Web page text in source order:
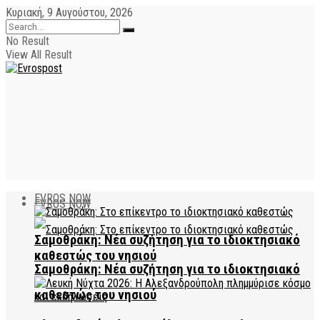
Κυριακή, 9 Αυγούστου, 2026
No Result
View All Result
EVROS NOW
Σαμοθράκη: Νέα συζήτηση για το ιδιοκτησιακό
καθεστώς του νησιού
EVROS NOW
Σαμοθράκη: Νέα συζήτηση για το ιδιοκτησιακό
καθεστώς του νησιού